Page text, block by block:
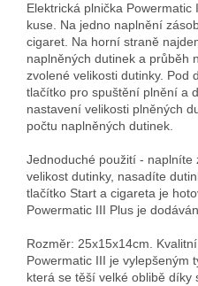
Elektrická plnička
kuse. Na jedno naplnění
cigaret. Na horní straně
naplněných dutinek a průběh
zvolené velikosti dutinky. Pod
tlačítko pro spuštění plnění a
nastavení velikosti plněných
počtu naplněných dutinek.
Jednoduché použití -
velikost dutinky, nasadíte
tlačítko Start a cigareta je
Powermatic III Plus je
Rozměr: 25x15x14cm.
Powermatic III je vylepšeným
která se těší velké oblibě díky